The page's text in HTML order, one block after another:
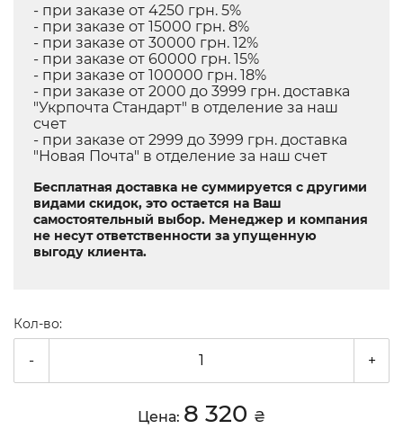
- при заказе от 4250 грн. 5%
- при заказе от 15000 грн. 8%
- при заказе от 30000 грн. 12%
- при заказе от 60000 грн. 15%
- при заказе от 100000 грн. 18%
- при заказе от 2000 до 3999 грн. доставка
"Укрпочта Стандарт" в отделение за наш
счет
- при заказе от 2999 до 3999 грн. доставка
"Новая Почта" в отделение за наш счет
Бесплатная доставка не суммируется с другими
видами скидок, это остается на Ваш
самостоятельный выбор. Менеджер и компания
не несут ответственности за упущенную
выгоду клиента.
Кол-во:
- +
Цена: 8 320 ₴